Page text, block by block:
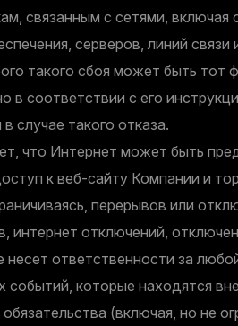
связанным с сетями, включая
серверов, линий связи
такого сбоя может быть тот
в соответствии с его
случае такого отказа.
что Интернет может быть
к веб-сайту Компании и
перерывов или
интернет отключений,
несет ответственности за
событий, которые находятся
(включая, но не